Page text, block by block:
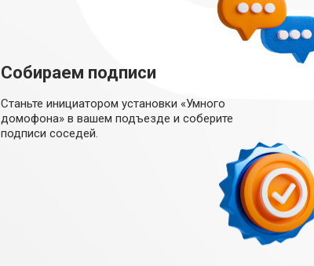
Собираем подписи
Станьте инициатором установки «Умного
домофона» в вашем подъезде и соберите
подписи соседей.